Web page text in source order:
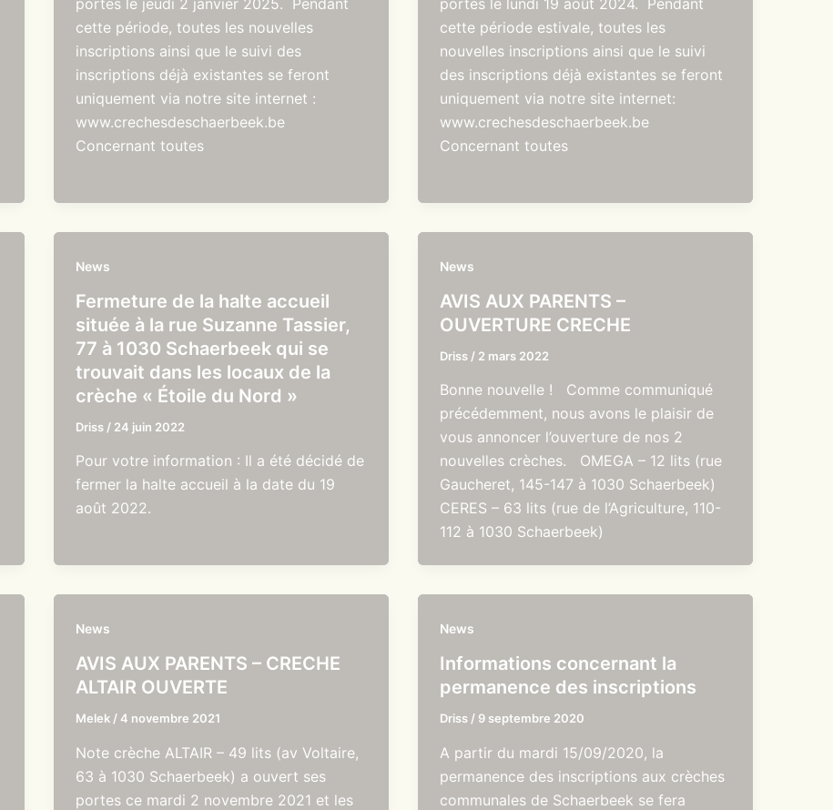
cette période, toutes les nouvelles
inscriptions ainsi que le suivi des
inscriptions déjà existantes se feront
uniquement via notre site internet :
www.crechesdeschaerbeek.be
Concernant toutes
cette période estivale, toutes les
nouvelles inscriptions ainsi que le suivi
des inscriptions déjà existantes se feront
uniquement via notre site internet:
www.crechesdeschaerbeek.be
Concernant toutes
News
Fermeture de la halte accueil
située à la rue Suzanne Tassier,
77 à 1030 Schaerbeek qui se
trouvait dans les locaux de la
crèche « Étoile du Nord »
Driss / 24 juin 2022
Pour votre information : Il a été décidé de
fermer la halte accueil à la date du 19
août 2022.
News
AVIS AUX PARENTS –
OUVERTURE CRECHE
Driss / 2 mars 2022
Bonne nouvelle ! Comme communiqué
précédemment, nous avons le plaisir de
vous annoncer l’ouverture de nos 2
nouvelles crèches. OMEGA – 12 lits (rue
Gaucheret, 145-147 à 1030 Schaerbeek)
CERES – 63 lits (rue de l’Agriculture, 110-
112 à 1030 Schaerbeek)
News
AVIS AUX PARENTS – CRECHE
ALTAIR OUVERTE
Melek /4 novembre 2021
Note crèche ALTAIR – 49 lits (av Voltaire,
63 à 1030 Schaerbeek) a ouvert ses
portes ce mardi 2 novembre 2021 et les
News
Informations concernant la
permanence des inscriptions
Driss / 9 septembre 2020
A partir du mardi 15/09/2020, la
permanence des inscriptions aux crèches
communales de Schaerbeek se fera